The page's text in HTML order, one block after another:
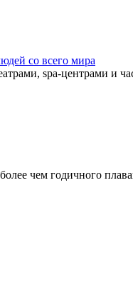
со всего мира
spa-центрами и
чем годичного